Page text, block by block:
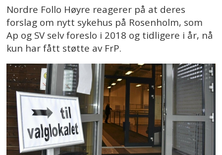
Nordre Follo Høyre reagerer på at deres
forslag om nytt sykehus på Rosenholm, som
Ap og SV selv foreslo i 2018 og tidligere i år, nå
kun har fått støtte av FrP.